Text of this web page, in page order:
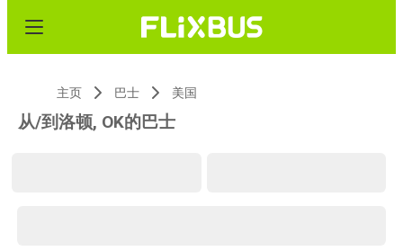
主页 巴士 美国
从/到洛顿, OK的巴士